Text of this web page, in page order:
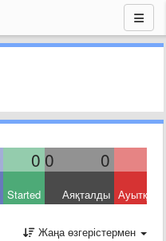
0 0 0
Started Аяқталды
Жаңа өзгерістермен